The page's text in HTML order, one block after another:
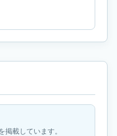
載しています。